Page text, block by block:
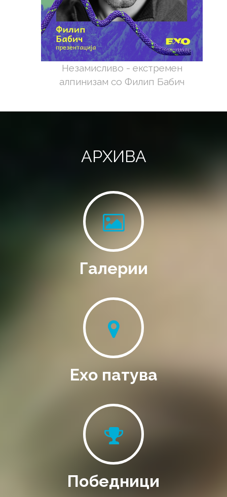
Незамисливо - екстремен
алпинизам со Филип Бабич
АРХИВА
Галерии
Ехо патува
Победници